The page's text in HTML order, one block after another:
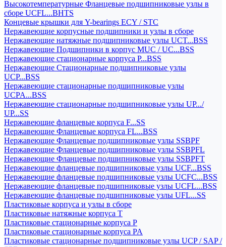
Высокотемпературные Фланцевые подшипниковые узлы в
сборе UCFL...BHTS
Концевые крышки для Y-bearings ECY / STC
Нержавеющие корпусные подшипники и узлы в сборе
Нержавеющие натяжные подшипниковые узлы UCT...BSS
Нержавеющие Подшипники в корпус MUC / UC...BSS
Нержавеющие стационарные корпуса P...BSS
Нержавеющие Стационарные подшипниковые узлы
UCP...BSS
Нержавеющие стационарные подшипниковые узлы
UCPA...BSS
Нержавеющие стационарные подшипниковые узлы UP.../
UP...SS
Нержавеющие фланцевые корпуса F...SS
Нержавеющие Фланцевые корпуса FL...BSS
Нержавеющие Фланцевые подшипниковые узлы SSBPF
Нержавеющие Фланцевые подшипниковые узлы SSBPFL
Нержавеющие Фланцевые подшипниковые узлы SSBPFT
Нержавеющие фланцевые подшипниковые узлы UCF...BSS
Нержавеющие фланцевые подшипниковые узлы UCFC...BSS
Нержавеющие фланцевые подшипниковые узлы UCFL...BSS
Нержавеющие фланцевые подшипниковые узлы UFL...SS
Пластиковые корпуса и узлы в сборе
Пластиковые натяжные корпуса T
Пластиковые стационарные корпуса P
Пластиковые стационарные корпуса PA
Пластиковые стационарные подшипниковые узлы UCP / SAP /